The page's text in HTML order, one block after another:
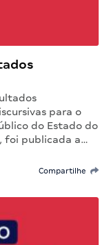
para o
do Estado do
foi publicada a…
Compartilhe